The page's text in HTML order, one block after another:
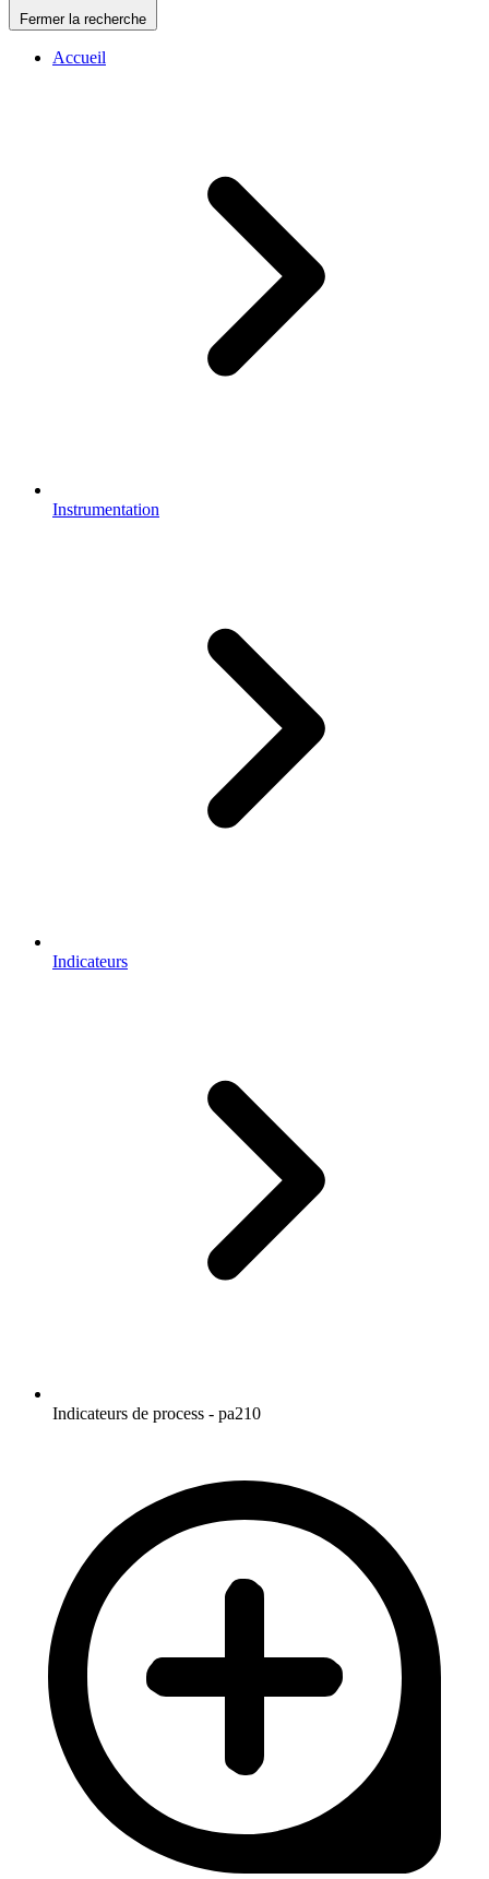
Fermer la recherche
Accueil
Instrumentation
Indicateurs
Indicateurs de process - pa210